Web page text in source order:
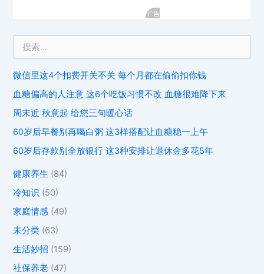
微信里这4个扣费开关不关 每个月都在偷偷扣你钱
血糖偏高的人注意 这6个吃饭习惯不改 血糖很难降下来
周末近 秋意起 给您三句暖心话
60岁后早餐别再喝白粥 这3样搭配让血糖稳一上午
60岁后存款别全放银行 这3种安排让退休金多花5年
健康养生 (84)
冷知识 (50)
家庭情感 (49)
未分类 (63)
生活妙招 (159)
社保养老 (47)